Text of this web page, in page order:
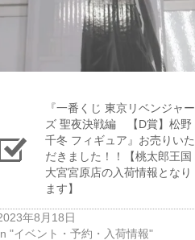
『一番くじ ​東京リベンジャー
ズ ​聖夜決戦編 【D賞】松野
千冬 フィギュア』お売りいた
だきました！！【桃太郎王国
大宮宮原店の入荷情報となり
ます】
年8月18日
"イベント・予約・入荷情報"